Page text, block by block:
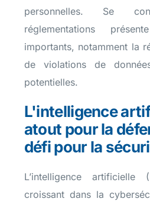
personnelles. Se
réglementations
importants, notamment la
de violations de
potentielles.
L'intelligence
atout pour la
défi pour la
L’intelligence
croissant dans la